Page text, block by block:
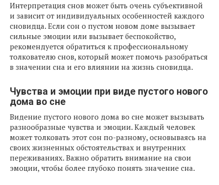
Интерпретация снов может быть очень субъективной
и зависит от индивидуальных особенностей каждого
сновидца. Если сон о пустом новом доме вызывает
сильные эмоции или вызывает беспокойство,
рекомендуется обратиться к профессиональному
толкователю снов, который может помочь разобраться
в значении сна и его влиянии на жизнь сновидца.
Чувства и эмоции при виде пустого нового
дома во сне
Видение пустого нового дома во сне может вызывать
разнообразные чувства и эмоции. Каждый человек
может толковать этот сон по-разному, основываясь на
своих жизненных обстоятельствах и внутренних
переживаниях. Важно обратить внимание на свои
эмоции, чтобы более глубоко понять значение сна.